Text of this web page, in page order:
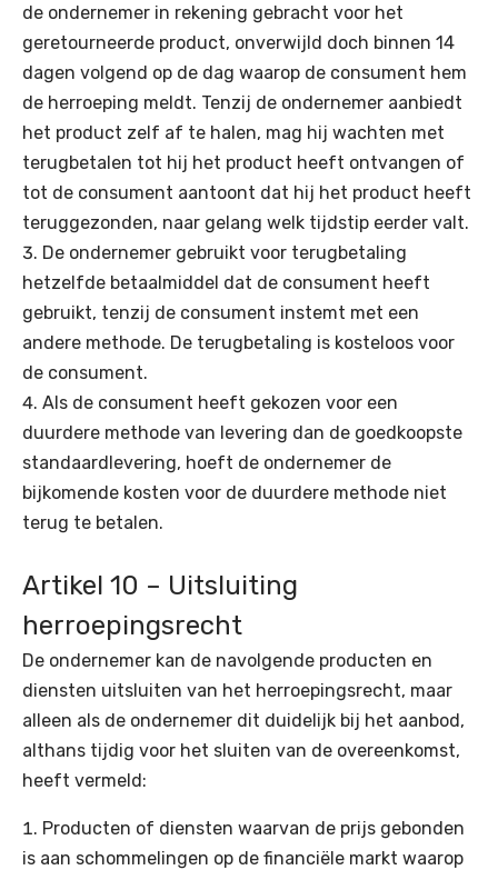
de ondernemer in rekening gebracht voor het
geretourneerde product, onverwijld doch binnen 14
dagen volgend op de dag waarop de consument hem
de herroeping meldt. Tenzij de ondernemer aanbiedt
het product zelf af te halen, mag hij wachten met
terugbetalen tot hij het product heeft ontvangen of
tot de consument aantoont dat hij het product heeft
teruggezonden, naar gelang welk tijdstip eerder valt.
De ondernemer gebruikt voor terugbetaling
hetzelfde betaalmiddel dat de consument heeft
gebruikt, tenzij de consument instemt met een
andere methode. De terugbetaling is kosteloos voor
de consument.
Als de consument heeft gekozen voor een
duurdere methode van levering dan de goedkoopste
standaardlevering, hoeft de ondernemer de
bijkomende kosten voor de duurdere methode niet
terug te betalen.
Artikel 10 – Uitsluiting
herroepingsrecht
De ondernemer kan de navolgende producten en
diensten uitsluiten van het herroepingsrecht, maar
alleen als de ondernemer dit duidelijk bij het aanbod,
althans tijdig voor het sluiten van de overeenkomst,
heeft vermeld:
Producten of diensten waarvan de prijs gebonden
is aan schommelingen op de financiële markt waarop